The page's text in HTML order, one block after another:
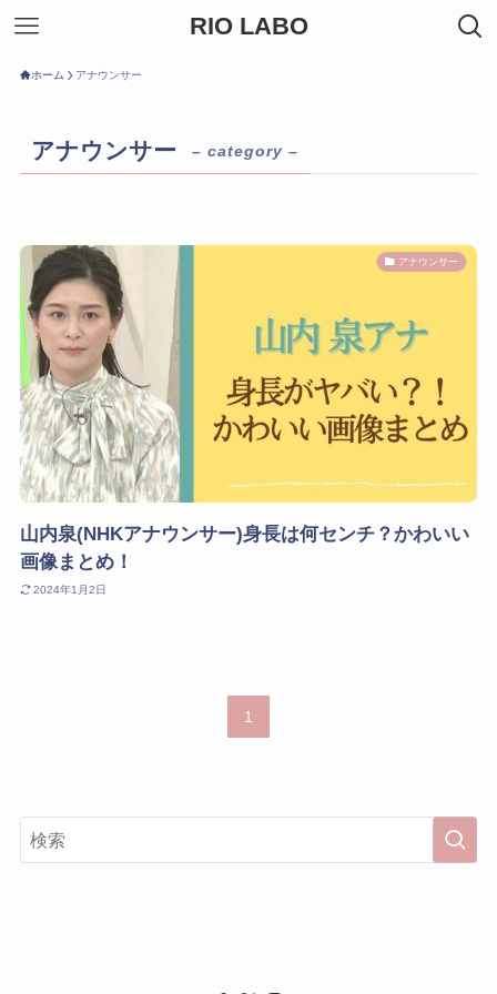
RIO LABO
ホーム アナウンサー
アナウンサー – category –
アナウンサー
山内泉(NHKアナウンサー)身長は何センチ？かわいい
画像まとめ！
2024年1月2日
1